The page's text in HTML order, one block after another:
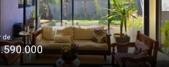
de: